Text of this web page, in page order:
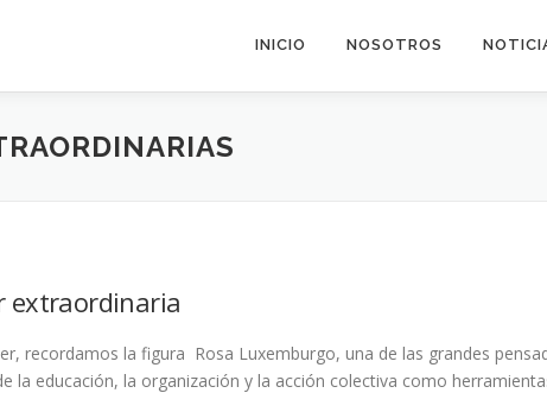
INICIO NOSOTROS
extraordinaria
recordamos la figura Rosa Luxemburgo, una de las grandes
la educación, la organización y la acción colectiva como